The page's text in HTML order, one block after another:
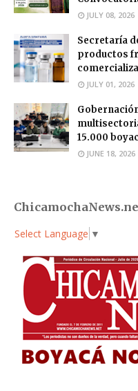
JULY 08, 2026
Secretaría
productos
JULY 01, 2026
15.000
JUNE 18, 2026
Select Language ▼